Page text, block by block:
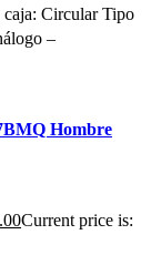
Circular Tipo
–
Hombre
Current price is: